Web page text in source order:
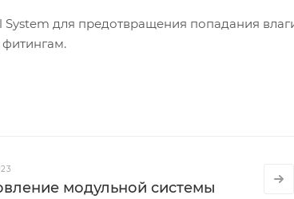
для предотвращения попадания
модульной системы